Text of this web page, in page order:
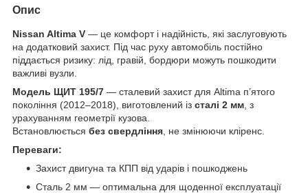
Опис
Nissan Altima V — це комфорт і надійність, які заслуговують
на додатковий захист. Під час руху автомобіль постійно
піддається ризику: лід, гравій, бордюри можуть пошкодити
важливі вузли.
Модель ЩИТ 195/7 — сталевий захист для Altima п’ятого
покоління (2012–2018), виготовлений із сталі 2 мм , з
урахуванням геометрії кузова.
Встановлюється без свердління , не змінюючи кліренс.
Переваги:
Захист двигуна та КПП від ударів і пошкоджень
Сталь 2 мм — оптимальна для щоденної експлуатації